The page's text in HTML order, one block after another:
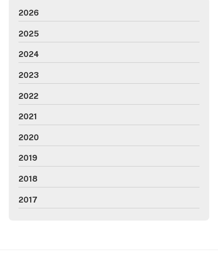
2026
2025
2024
2023
2022
2021
2020
2019
2018
2017